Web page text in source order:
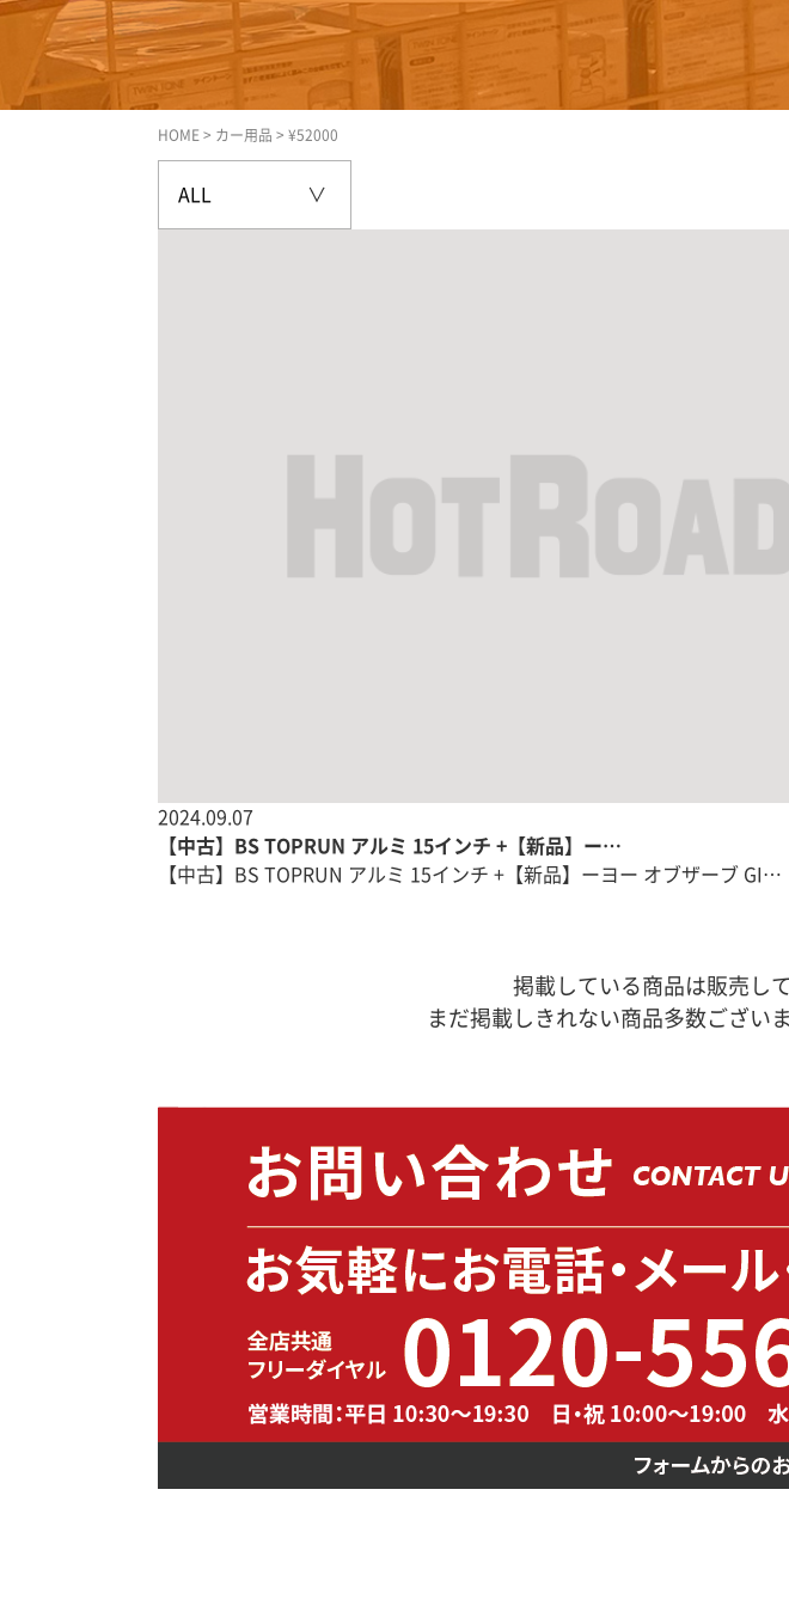
HOME > カー用品 > ¥52000
2024.09.07
【中古】BS TOPRUN アルミ 15インチ +【新品】ー…
【中古】BS TOPRUN アルミ 15インチ +【新品】ーヨー オブザーブ GI…
掲載している商品は販売し
まだ掲載しきれない商品多数ござい